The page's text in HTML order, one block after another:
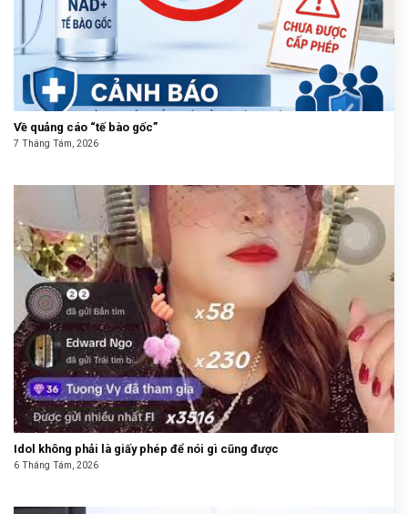
Về quảng cáo “tế bào gốc”
7 Tháng Tám, 2026
Idol không phải là giấy phép để nói gì cũng được
6 Tháng Tám, 2026